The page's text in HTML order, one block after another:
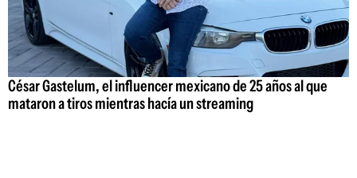
César Gastelum, el influencer mexicano de 25 años al que
mataron a tiros mientras hacía un streaming